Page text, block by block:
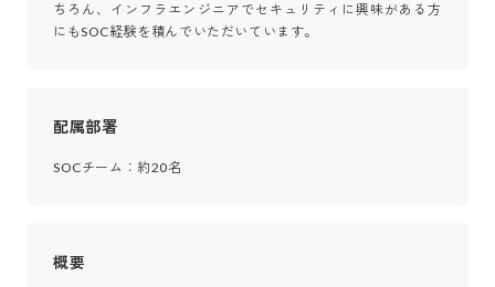
ちろん、インフラエンジニアでセキュリティに興味がある方
にもSOC経験を積んでいただいています。
配属部署
SOCチーム：約20名
概要